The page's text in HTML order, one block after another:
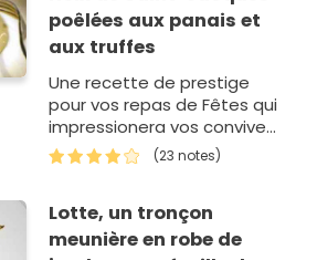
poêlées aux panais et
aux truffes
Une recette de prestige
pour vos repas de Fêtes qui
impressionera vos convives.
La recette de Frank
Pétagna, Meilleur Ouvrier de
(23 notes)
Lotte, un tronçon
meunière en robe de